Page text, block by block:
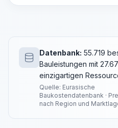
Datenbank: 55.719
Bauleistungen mit
einzigartigen
Quelle: Eurasische
Baukostendatenbank ·
nach Region und